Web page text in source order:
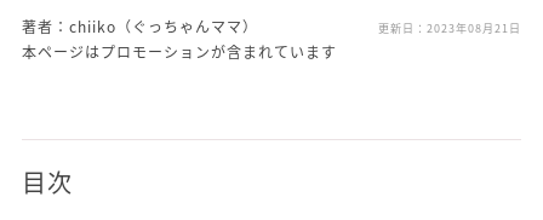
著者：chiiko（ぐっちゃんママ） 更新日： 2023年08月21日
本ページはプロモーションが含まれています
目次